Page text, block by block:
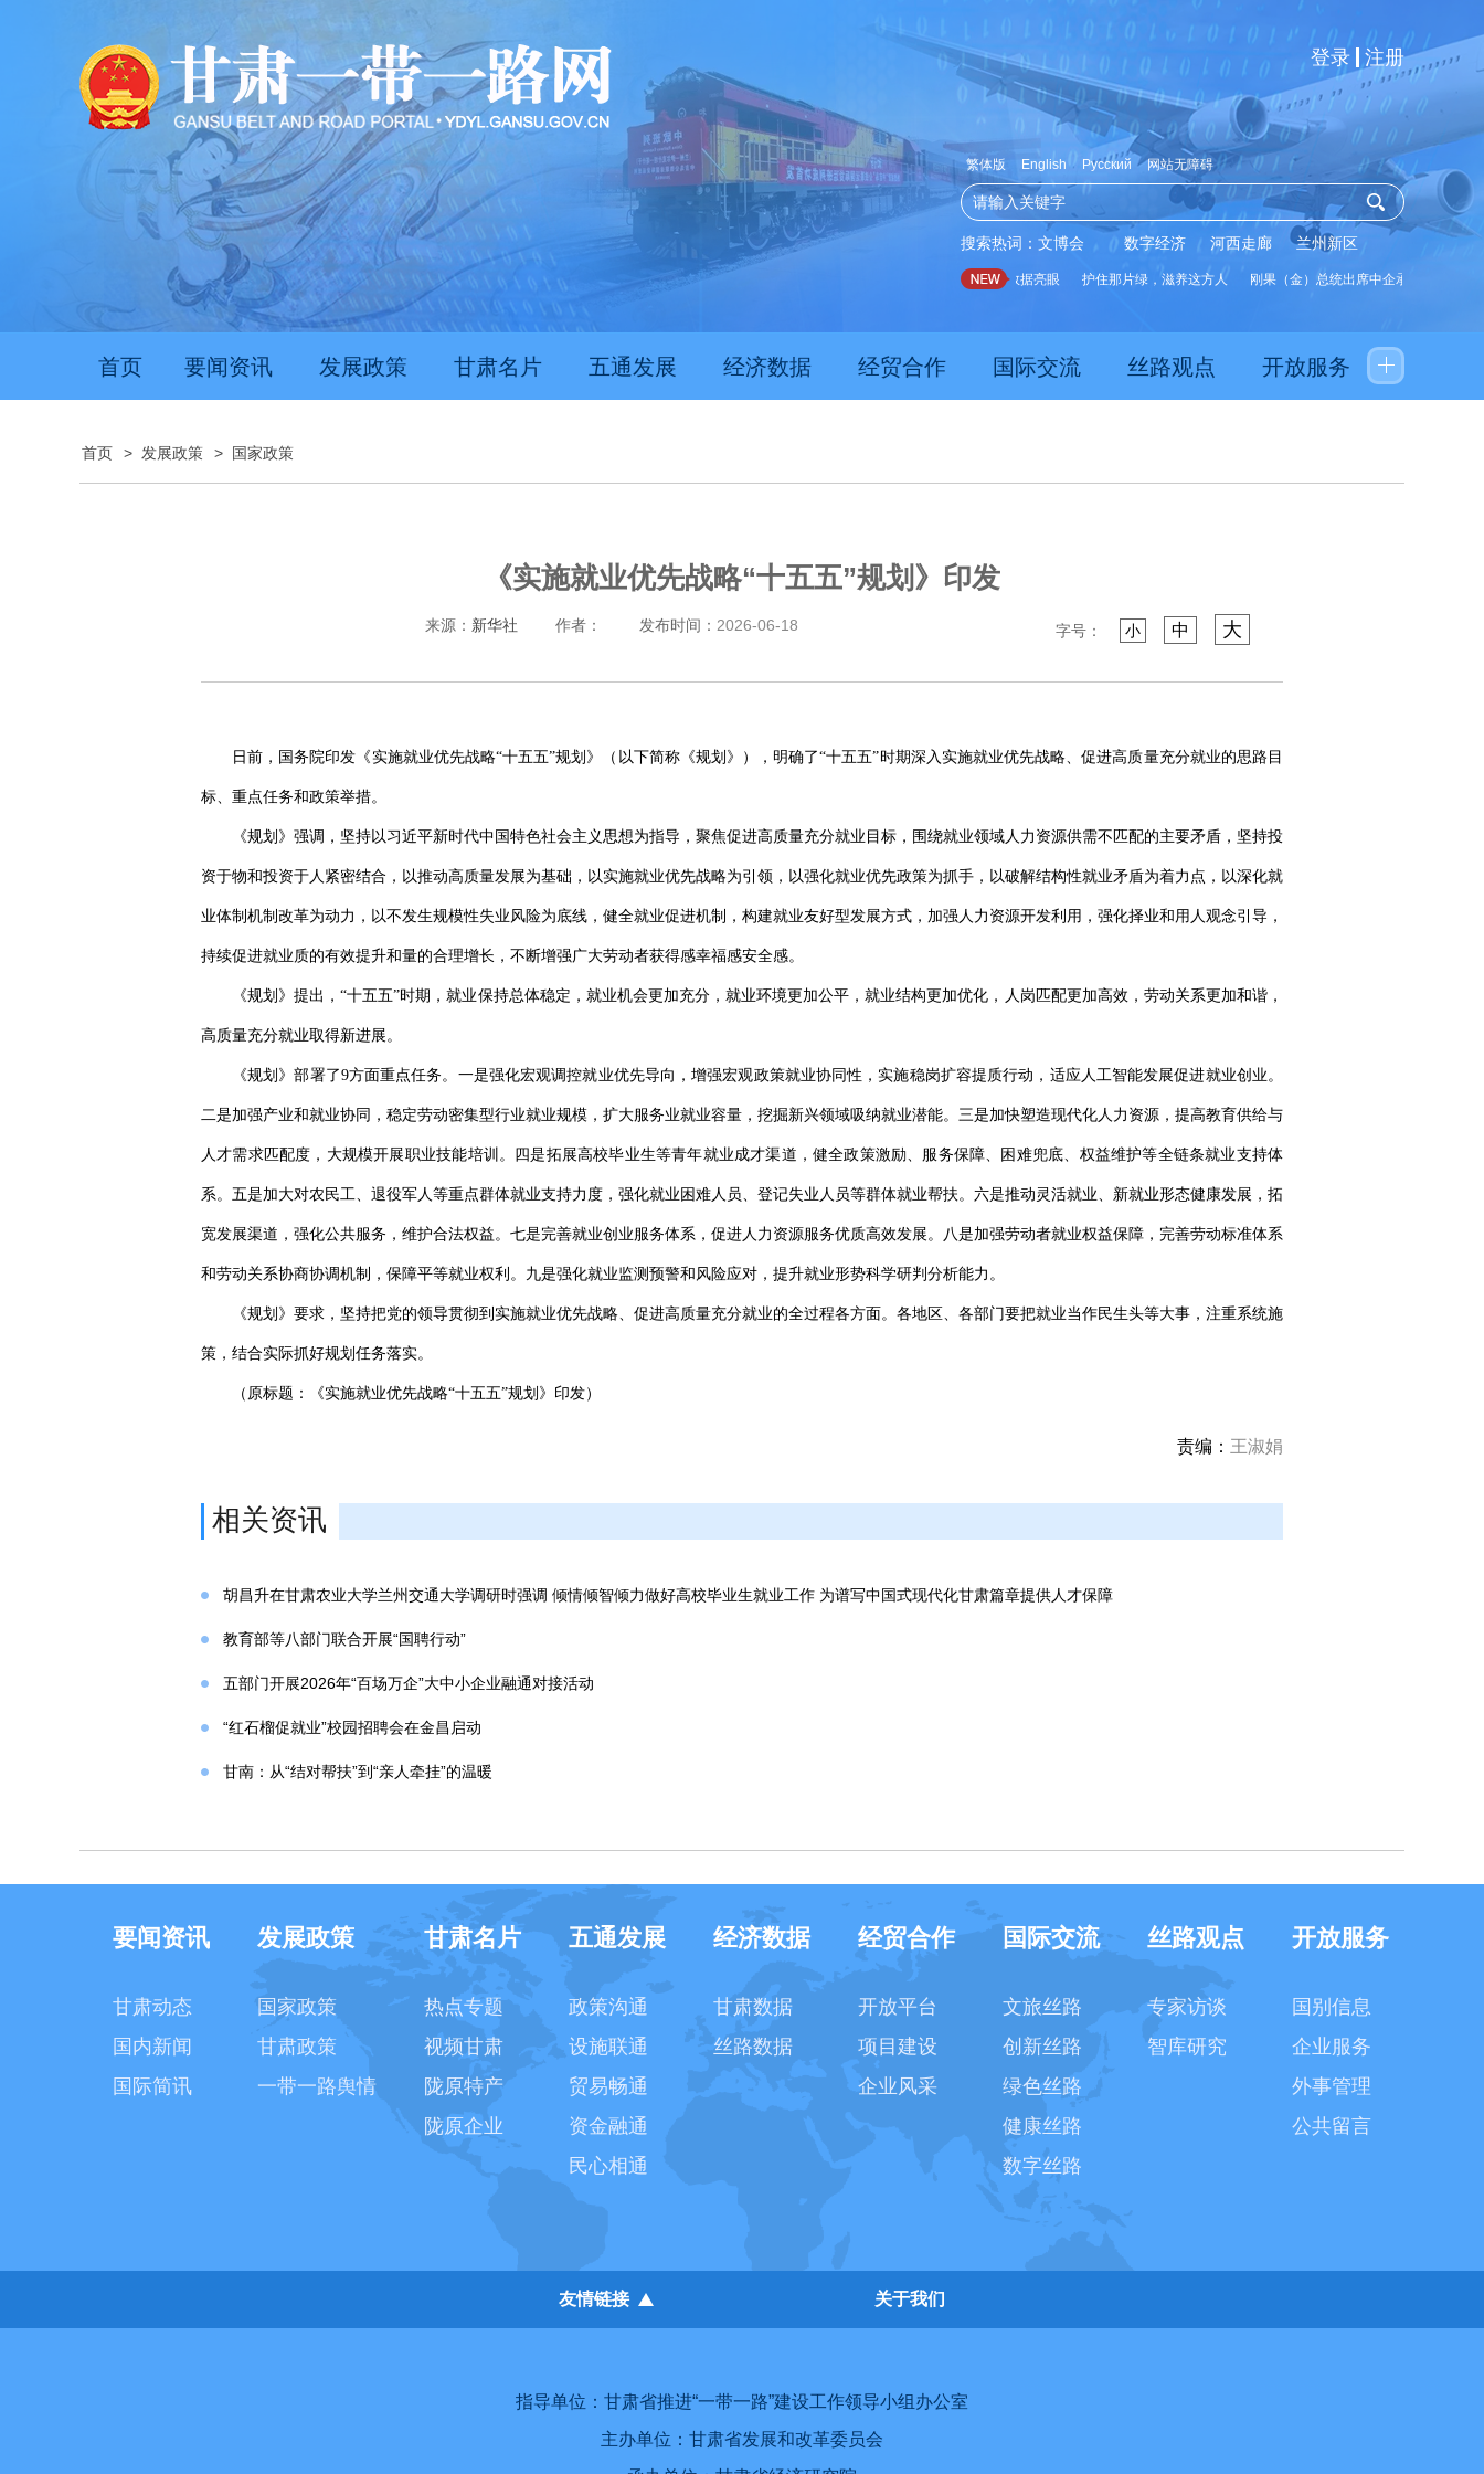
登录 注册
繁体版 English Русский 网站无障碍
搜索热词： 文博会 数字经济 河西走廊 兰州新区
推动经济持续向新向优向好发展 甘肃上半年新质生产力发展数据亮眼 护住那片绿，滋养这方人 刚果（金）总统出席中企承建水厂启用仪
首页 要闻资讯 发展政策 甘肃名片 五通发展 经济数据 经贸合作 国际交流 丝路观点 开放服务
首页 > 发展政策 > 国家政策
《实施就业优先战略“十五五”规划》印发
来源： 新华社 作者： 发布时间： 2026-06-18 字号： 小 中 大
日前，国务院印发《实施就业优先战略“十五五”规划》（以下简称《规划》），明确了“十五五”时期深入实施就业优先战略、促进高质量充分就业的思路目
标、重点任务和政策举措。
《规划》强调，坚持以习近平新时代中国特色社会主义思想为指导，聚焦促进高质量充分就业目标，围绕就业领域人力资源供需不匹配的主要矛盾，坚持投
资于物和投资于人紧密结合，以推动高质量发展为基础，以实施就业优先战略为引领，以强化就业优先政策为抓手，以破解结构性就业矛盾为着力点，以深化就
业体制机制改革为动力，以不发生规模性失业风险为底线，健全就业促进机制，构建就业友好型发展方式，加强人力资源开发利用，强化择业和用人观念引导，
持续促进就业质的有效提升和量的合理增长，不断增强广大劳动者获得感幸福感安全感。
《规划》提出，“十五五”时期，就业保持总体稳定，就业机会更加充分，就业环境更加公平，就业结构更加优化，人岗匹配更加高效，劳动关系更加和谐，
高质量充分就业取得新进展。
《规划》部署了9方面重点任务。一是强化宏观调控就业优先导向，增强宏观政策就业协同性，实施稳岗扩容提质行动，适应人工智能发展促进就业创业。
二是加强产业和就业协同，稳定劳动密集型行业就业规模，扩大服务业就业容量，挖掘新兴领域吸纳就业潜能。三是加快塑造现代化人力资源，提高教育供给与
人才需求匹配度，大规模开展职业技能培训。四是拓展高校毕业生等青年就业成才渠道，健全政策激励、服务保障、困难兜底、权益维护等全链条就业支持体
系。五是加大对农民工、退役军人等重点群体就业支持力度，强化就业困难人员、登记失业人员等群体就业帮扶。六是推动灵活就业、新就业形态健康发展，拓
宽发展渠道，强化公共服务，维护合法权益。七是完善就业创业服务体系，促进人力资源服务优质高效发展。八是加强劳动者就业权益保障，完善劳动标准体系
和劳动关系协商协调机制，保障平等就业权利。九是强化就业监测预警和风险应对，提升就业形势科学研判分析能力。
《规划》要求，坚持把党的领导贯彻到实施就业优先战略、促进高质量充分就业的全过程各方面。各地区、各部门要把就业当作民生头等大事，注重系统施
策，结合实际抓好规划任务落实。
（原标题：《实施就业优先战略“十五五”规划》印发）
责编： 王淑娟
相关资讯
胡昌升在甘肃农业大学兰州交通大学调研时强调 倾情倾智倾力做好高校毕业生就业工作 为谱写中国式现代化甘肃篇章提供人才保障
教育部等八部门联合开展“国聘行动”
五部门开展2026年“百场万企”大中小企业融通对接活动
“红石榴促就业”校园招聘会在金昌启动
甘南：从“结对帮扶”到“亲人牵挂”的温暖
要闻资讯
甘肃动态
国内新闻
国际简讯
发展政策
国家政策
甘肃政策
一带一路舆情
甘肃名片
热点专题
视频甘肃
陇原特产
陇原企业
五通发展
政策沟通
设施联通
贸易畅通
资金融通
民心相通
经济数据
甘肃数据
丝路数据
经贸合作
开放平台
项目建设
企业风采
国际交流
文旅丝路
创新丝路
绿色丝路
健康丝路
数字丝路
丝路观点
专家访谈
智库研究
开放服务
国别信息
企业服务
外事管理
公共留言
友情链接 关于我们
指导单位：甘肃省推进“一带一路”建设工作领导小组办公室
主办单位：甘肃省发展和改革委员会